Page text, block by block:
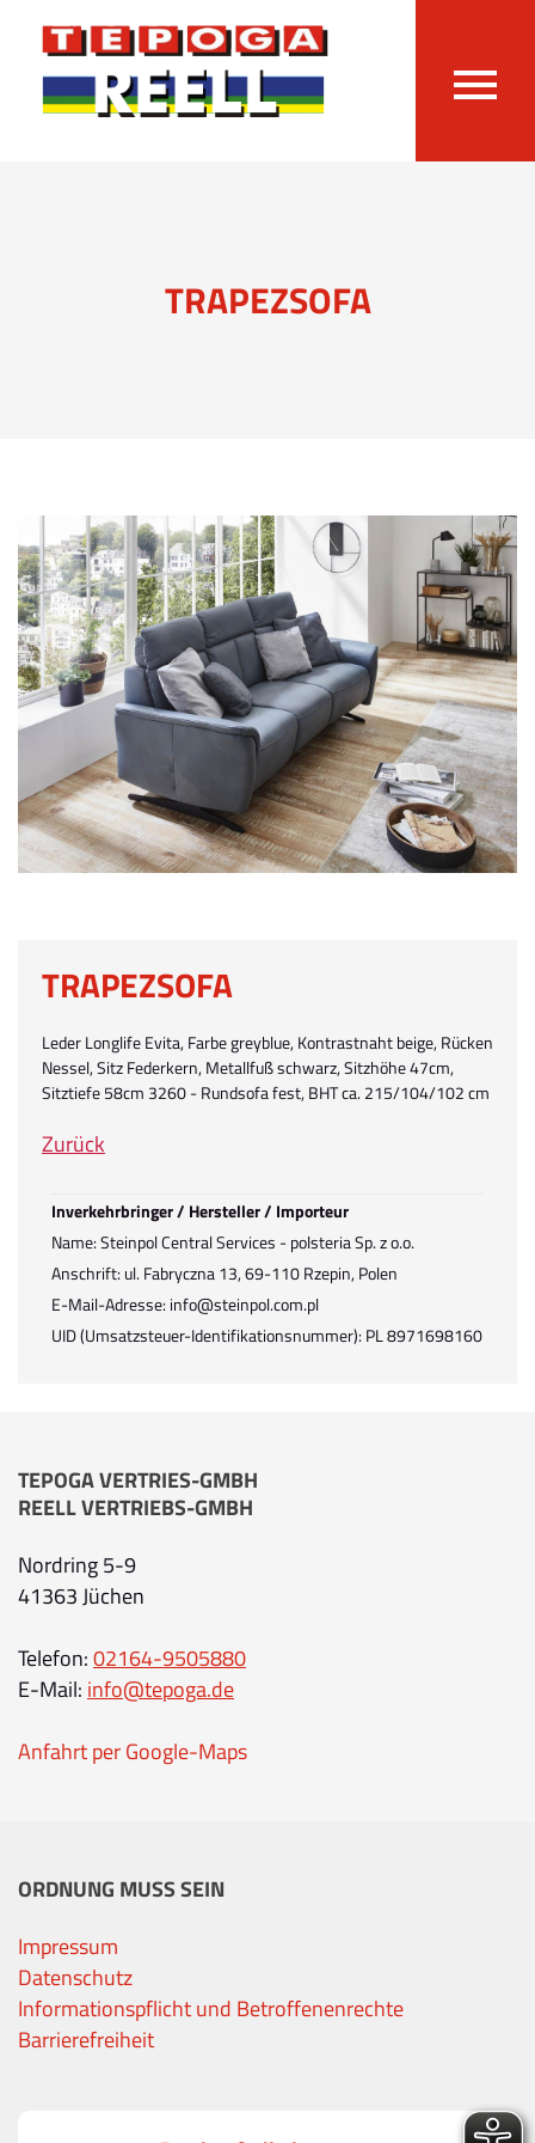
TRAPEZSOFA
TRAPEZSOFA
Leder Longlife Evita, Farbe greyblue, Kontrastnaht beige, Rücken
Nessel, Sitz Federkern, Metallfuß schwarz, Sitzhöhe 47cm,
Sitztiefe 58cm 3260 - Rundsofa fest, BHT ca. 215/104/102 cm
Zurück
Inverkehrbringer / Hersteller / Importeur
Name: Steinpol Central Services - polsteria Sp. z o.o.
Anschrift: ul. Fabryczna 13, 69-110 Rzepin, Polen
E-Mail-Adresse: info@steinpol.com.pl
UID (Umsatzsteuer-Identifikationsnummer): PL 8971698160
TEPOGA VERTRIES-GMBH
REELL VERTRIEBS-GMBH
Nordring 5-9
41363 Jüchen
Telefon:02164-9505880
E-Mail: info@tepoga.de
Anfahrt per Google-Maps
ORDNUNG MUSS SEIN
Impressum
Datenschutz
Informationspflicht und Betroffenenrechte
Barrierefreiheit